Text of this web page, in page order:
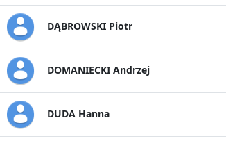
DĄBROWSKI Piotr
DOMANIECKI Andrzej
DUDA Hanna